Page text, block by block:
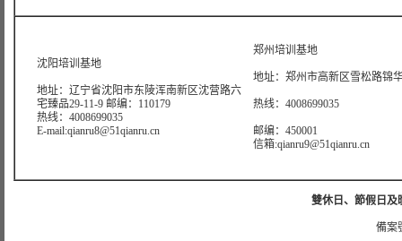
沈阳培训基地
地址：辽宁省沈阳市东陵浑南新区沈营路六
宅臻品29-11-9 邮编：110179
热线：4008699035
E-mail:qianru8@51qianru.cn
郑州培训基地
地址：郑州市高新区雪松路锦
热线：4008699035
邮编：450001
信箱:qianru9@51qianru.cn
雙休日、節假日及
備案